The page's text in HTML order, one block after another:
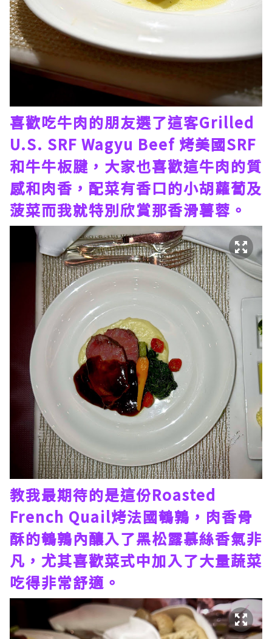
喜歡吃牛肉的朋友選了這客Grilled
U.S. SRF Wagyu Beef 烤美國SRF
和牛牛板腱，大家也喜歡這牛肉的質
感和肉香，配菜有香口的小胡蘿蔔及
菠菜而我就特別欣賞那香滑薯蓉。
教我最期待的是這份Roasted
French Quail烤法國鵪鶉，肉香骨
酥的鵪鶉內釀入了黑松露慕絲香氣非
凡，尤其喜歡菜式中加入了大量蔬菜
吃得非常舒適。